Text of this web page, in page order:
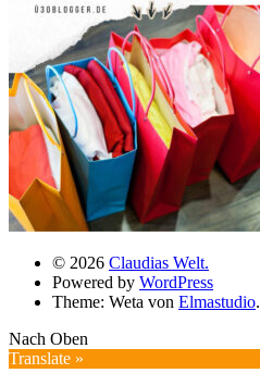
© 2026 Claudias Welt.
Powered by WordPress
Theme: Weta von Elmastudio.
Nach Oben
Translate »